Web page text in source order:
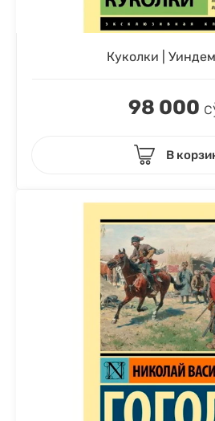
Куколки |
98 000
В